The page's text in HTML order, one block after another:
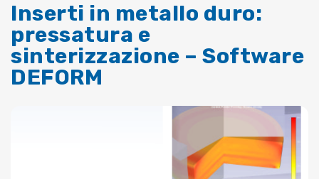
Inserti in metallo duro:
pressatura e
sinterizzazione – Software
DEFORM